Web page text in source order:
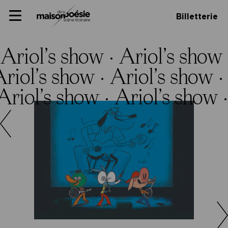
Panneau de gestion des cookies
to
littéraire
Primary
Billetterie
Ariol’s show · Ariol’s show
show · Ariol’s show ·
show ·Ariol’s show